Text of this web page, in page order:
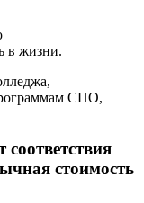
в жизни.
СПО,
стоимость